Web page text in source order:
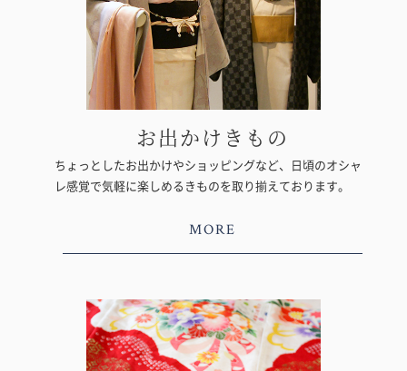
お出かけきもの
ちょっとしたお出かけやショッピングなど、日頃のオシャ
レ感覚で気軽に楽しめるきものを取り揃えております。
MORE